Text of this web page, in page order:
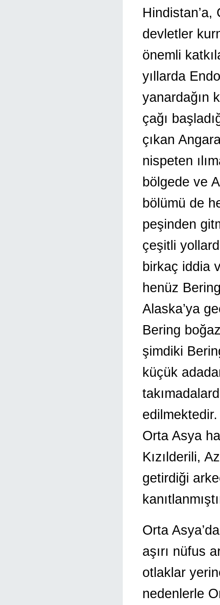
devletler
önemli
yıllarda
yanardağın
çağı
çıkan
nispeten
bölgede ve
bölümü de
peşinden
çeşitli
birkaç iddia
henüz
Alaska’ya
Bering
şimdiki
küçük
Orta Asya
Kızılderili,
getirdiği
Orta
aşırı nüfus
otlaklar
nedenlerle